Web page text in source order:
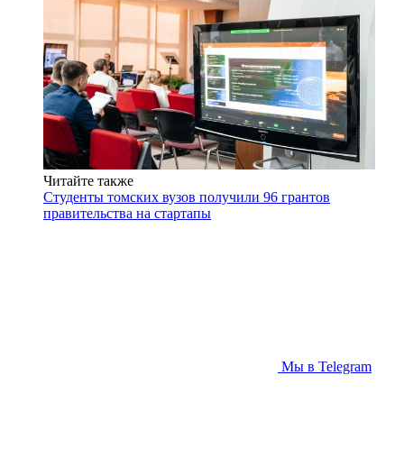
Читайте также
Студенты томских вузов получили 96 грантов
правительства на стартапы
Мы в Telegram